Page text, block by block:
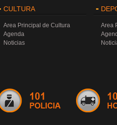
CULTURA
Area Principal de Cultura
Agenda
Noticias
Area